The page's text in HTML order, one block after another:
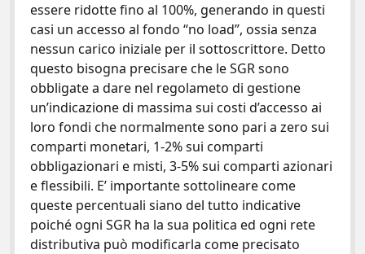
essere ridotte fino al 100%, generando in questi
casi un accesso al fondo “no load”, ossia senza
nessun carico iniziale per il sottoscrittore. Detto
questo bisogna precisare che le SGR sono
obbligate a dare nel regolameto di gestione
un’indicazione di massima sui costi d’accesso ai
loro fondi che normalmente sono pari a zero sui
comparti monetari, 1-2% sui comparti
obbligazionari e misti, 3-5% sui comparti azionari
e flessibili. E’ importante sottolineare come
queste percentuali siano del tutto indicative
poiché ogni SGR ha la sua politica ed ogni rete
distributiva può modificarla come precisato